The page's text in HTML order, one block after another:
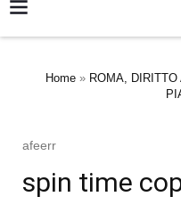
Home » ROMA, DIRITTO
afeerr
spin time